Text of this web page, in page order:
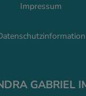
Impressum
GABRIEL